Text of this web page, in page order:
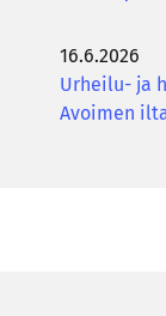
16.6.2026
Urheilu- ja
Avoimen